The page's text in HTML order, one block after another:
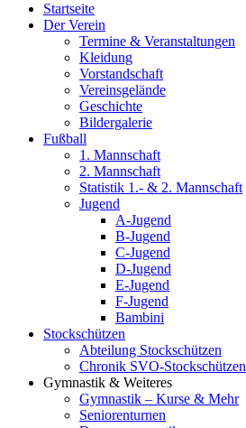
Startseite
Der Verein
Termine & Veranstaltungen
Kleidung
Vorstandschaft
Vereinsgelände
Geschichte
Bildergalerie
Fußball
1. Mannschaft
2. Mannschaft
Statistik 1.- & 2. Mannschaft
Jugend
A-Jugend
B-Jugend
C-Jugend
D-Jugend
E-Jugend
F-Jugend
Bambini
Stockschützen
Abteilung Stockschützen
Chronik SVO-Stockschützen
Gymnastik & Weiteres
Gymnastik – Kurse & Mehr
Seniorenturnen